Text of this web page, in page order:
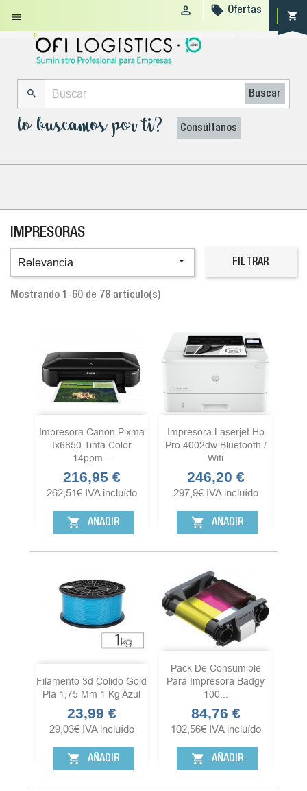
 shopping_cart
  Ofertas
 Buscar
lo buscamos por ti? Consúltanos
IMPRESORAS
Relevancia  FILTRAR
Mostrando 1-60 de 78 artículo(s)
Impresora Canon Pixma
Ix6850 Tinta Color
14ppm...
Precio
216,95 €
262,51€ IVA incluído
shopping_cart AÑADIR
Impresora Laserjet Hp
Pro 4002dw Bluetooth /
Wifi
Precio
246,20 €
297,9€ IVA incluído
shopping_cart AÑADIR
Filamento 3d Colido Gold
Pla 1,75 Mm 1 Kg Azul
Precio
23,99 €
29,03€ IVA incluído
shopping_cart AÑADIR
Pack De Consumible
Para Impresora Badgy
100...
Precio
84,76 €
102,56€ IVA incluído
shopping_cart AÑADIR